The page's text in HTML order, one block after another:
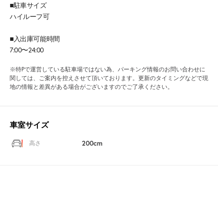
■駐車サイズ
ハイルーフ可
■入出庫可能時間
7:00〜24:00
※特Pで運営している駐車場ではない為、パーキング情報のお問い合わせに
関しては、ご案内を控えさせて頂いております。更新のタイミングなどで現
地の情報と差異がある場合がございますのでご了承ください。
車室サイズ
高さ 200cm